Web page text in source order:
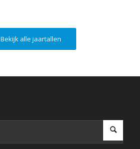
Bekijk alle jaartallen